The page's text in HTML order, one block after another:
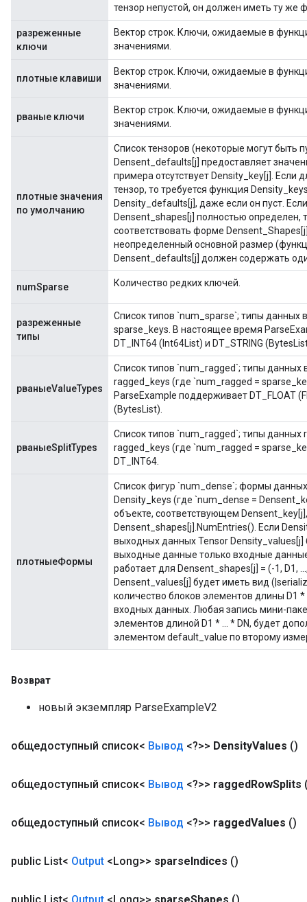
тензор непустой, он должен иметь ту же
разреженные
ключи
Вектор строк. Ключи, ожидаемые в
значениями.
плотные клавиши
Вектор строк. Ключи, ожидаемые в
значениями.
рваные ключи
Вектор строк. Ключи, ожидаемые в
значениями.
плотные значения
по умолчанию
Список тензоров (некоторые могут быть
Densent_defaults[j] предоставляет
примера отсутствует Density_key[j]. Если
тензор, то требуется функция
Density_defaults[j], даже если он пуст.
Densent_shapes[j] полностью
соответствовать форме
неопределенный основной размер
Densent_defaults[j] должен содержать
numSparse Количество редких ключей.
разреженные
типы
Список типов `num_sparse`; типы данных
sparse_keys. В настоящее время
DT_INT64 (Int64List) и DT_STRING
рваныеValueTypes
Список типов `num_ragged`; типы
ragged_keys (где `num_ragged =
ParseExample поддерживает DT_FLOAT
(BytesList).
рваныеSplitTypes
Список типов `num_ragged`; типы
ragged_keys (где `num_ragged =
DT_INT64.
плотныеФормы
Список фигур `num_dense`; формы
Density_keys (где `num_dense =
объекте, соответствующем
Densent_shapes[j].NumEntries(). Если
выходных данных Tensor Density_values[j]
выходные данные только входные
работает для Densent_shapes[j] = (-1, D1,
Densent_values[j] будет иметь вид
количество блоков элементов длины D1
входных данных. Любая запись мини-
элементов длиной D1 * ... * DN, будет
элементом default_value по второму
Возврат
новый экземпляр ParseExampleV2
общедоступный список< Вывод <?>> DensityValues ()
общедоступный список< Вывод <?>> raggedRowSplits
общедоступный список< Вывод <?>> raggedValues ()
public List< Output <Long>> sparseIndices ()